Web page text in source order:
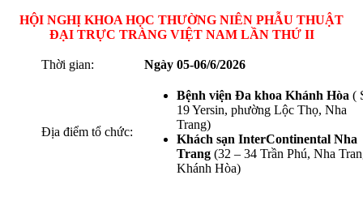
HỘI NGHỊ KHOA HỌC THƯỜNG NIÊN PHẪU THUẬT
ĐẠI TRỰC TRÀNG VIỆT NAM LẦN THỨ II
Thời gian: Ngày 05-06/6/2026
Địa điểm tổ chức:
Bệnh viện Đa khoa Khánh Hòa (
19 Yersin, phường Lộc Thọ, Nha
Trang)
Khách sạn InterContinental Nha
Trang (32 – 34 Trần Phú, Nha
Khánh Hòa)